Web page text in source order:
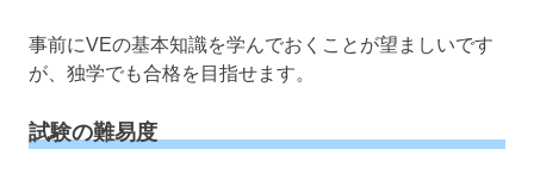
事前にVEの基本知識を学んでおくことが望ましいです
が、独学でも合格を目指せます。
試験の難易度